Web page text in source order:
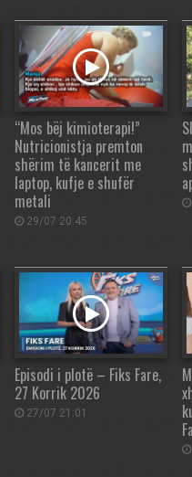
“Mos bëj kimioterapi!”
Nutricionistja premton
shërim të kancerit me
laptop, kufje e shufër
metali
29/07 20:45
Episodi i plotë – Fiks Fare,
27 Korrik 2026
27/07 21:01